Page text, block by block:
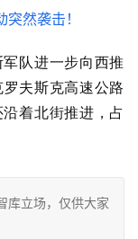
队进一步向西推
夫斯克高速公路
着北街推进，占
库立场，仅供大家